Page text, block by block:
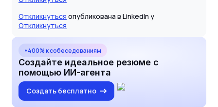
Откликнуться опубликована в LinkedIn у
Откликнуться
+400% к собеседованиям
Создайте идеальное резюме с
помощью ИИ-агента
Создать бесплатно